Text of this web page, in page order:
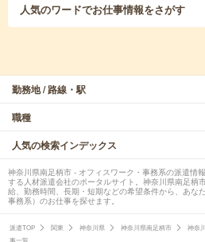
人気のワードでお仕事情報をさがす
勤務地 / 路線・駅
職種
人気の検索インデックス
神奈川県南足柄市 - オフィスワーク・事務系の派遣情
する人材派遣会社のポータルサイト。神奈川県南足柄
給、勤務時間、長期・短期などの希望条件から、あな
事務系）のお仕事を探せます。
派遣TOP 関東 神奈川県 神奈川県南足柄市
神奈